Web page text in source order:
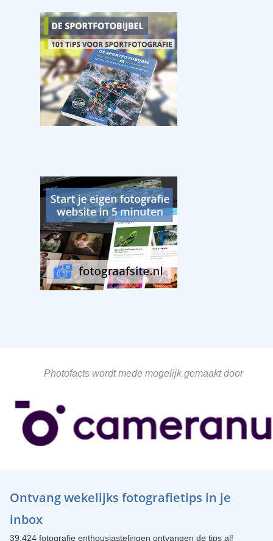
Photofacts wordt mede mogelijk gemaakt door
Ontvang wekelijks fotografietips in je
inbox
39.424 fotografie enthousiastelingen ontvangen de tips al!